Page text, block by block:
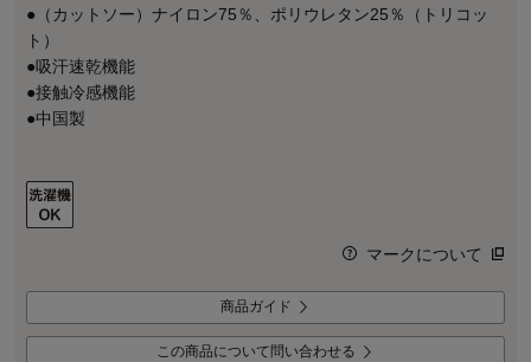
●（カットソー）ナイロン75％、ポリウレタン25％（トリコッ
ト）
●吸汗速乾機能
●接触冷感機能
●中国製
マークについて
商品ガイド
この商品について問い合わせる